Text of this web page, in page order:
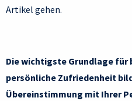
Artikel gehen.
Die wichtigste Grundlage
persönliche Zufriedenheit
Übereinstimmung mit Ihrer